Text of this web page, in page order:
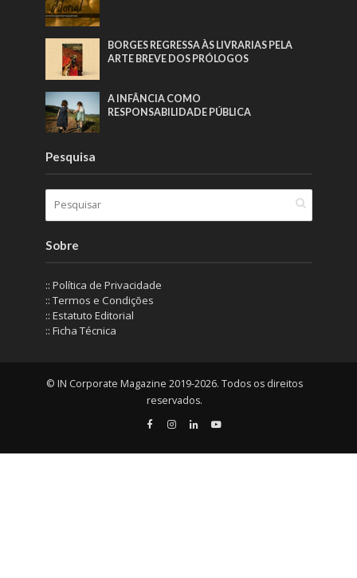
BORGES REGRESSA ÀS LIVRARIAS PELA
ARTE BREVE DOS PRÓLOGOS
A INFÂNCIA COMO
RESPONSABILIDADE PÚBLICA
Pesquisa
Sobre
:: Política de Privacidade
:: Termos e Condições
:: Estatuto Editorial
:: Ficha Técnica
© IN Corporate Magazine 2019-2026. Todos os direitos
reservados.